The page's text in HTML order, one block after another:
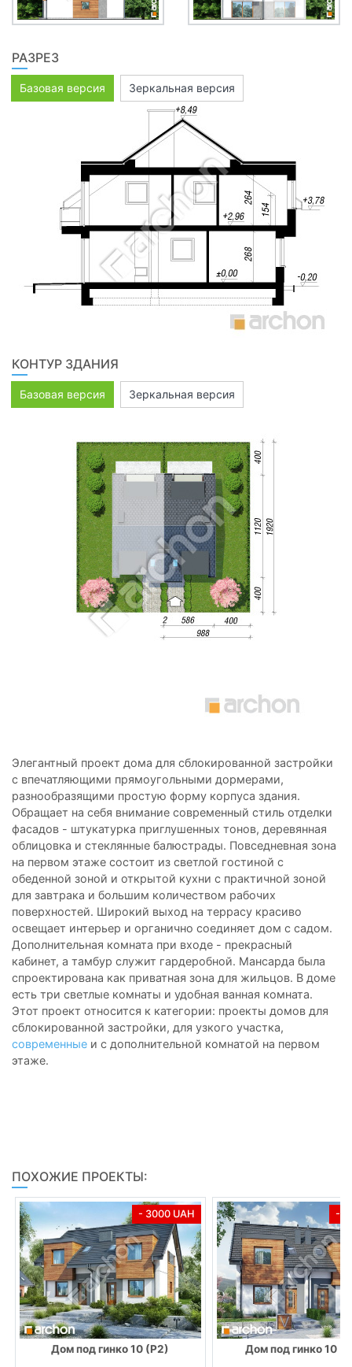
РАЗРЕЗ
Базовая версия Зеркальная версия
КОНТУР ЗДАНИЯ
Базовая версия Зеркальная версия
Элегантный проект дома для сблокированной застройки
с впечатляющими прямоугольными дормерами,
разнообразящими простую форму корпуса здания.
Обращает на себя внимание современный стиль отделки
фасадов - штукатурка приглушенных тонов, деревянная
облицовка и стеклянные балюстрады. Повседневная зона
на первом этаже состоит из светлой гостиной с
обеденной зоной и открытой кухни с практичной зоной
для завтрака и большим количеством рабочих
поверхностей. Широкий выход на террасу красиво
освещает интерьер и органично соединяет дом с садом.
Дополнительная комната при входе - прекрасный
кабинет, а тамбур служит гардеробной. Мансарда была
спроектирована как приватная зона для жильцов. В доме
есть три светлые комнаты и удобная ванная комната.
Этот проект относится к категории: проекты домов для
сблокированной застройки, для узкого участка,
современные и с дополнительной комнатой на первом
этаже.
ПОХОЖИЕ ПРОЕКТЫ:
- 3000 UAH
Дом под гинко 10 (Р2)
-
Дом под гинко 10